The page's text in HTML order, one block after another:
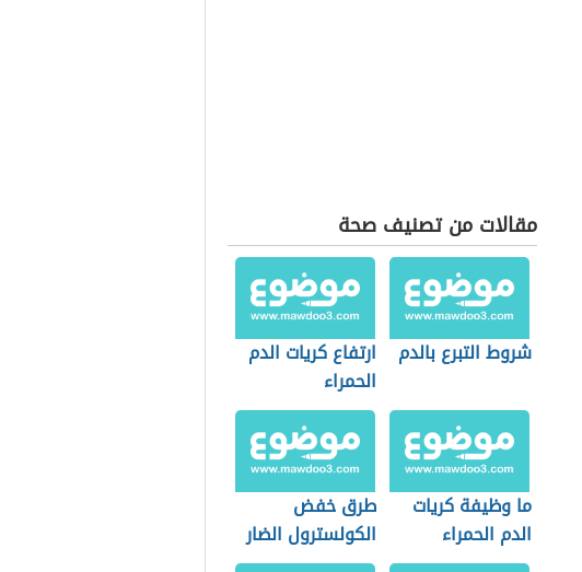
مقالات من تصنيف صحة
شروط التبرع بالدم
ارتفاع كريات الدم
الحمراء
ما وظيفة كريات
الدم الحمراء
طرق خفض
الكولسترول الضار